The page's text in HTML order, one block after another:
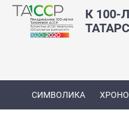
К 100-
СИМВОЛИКА